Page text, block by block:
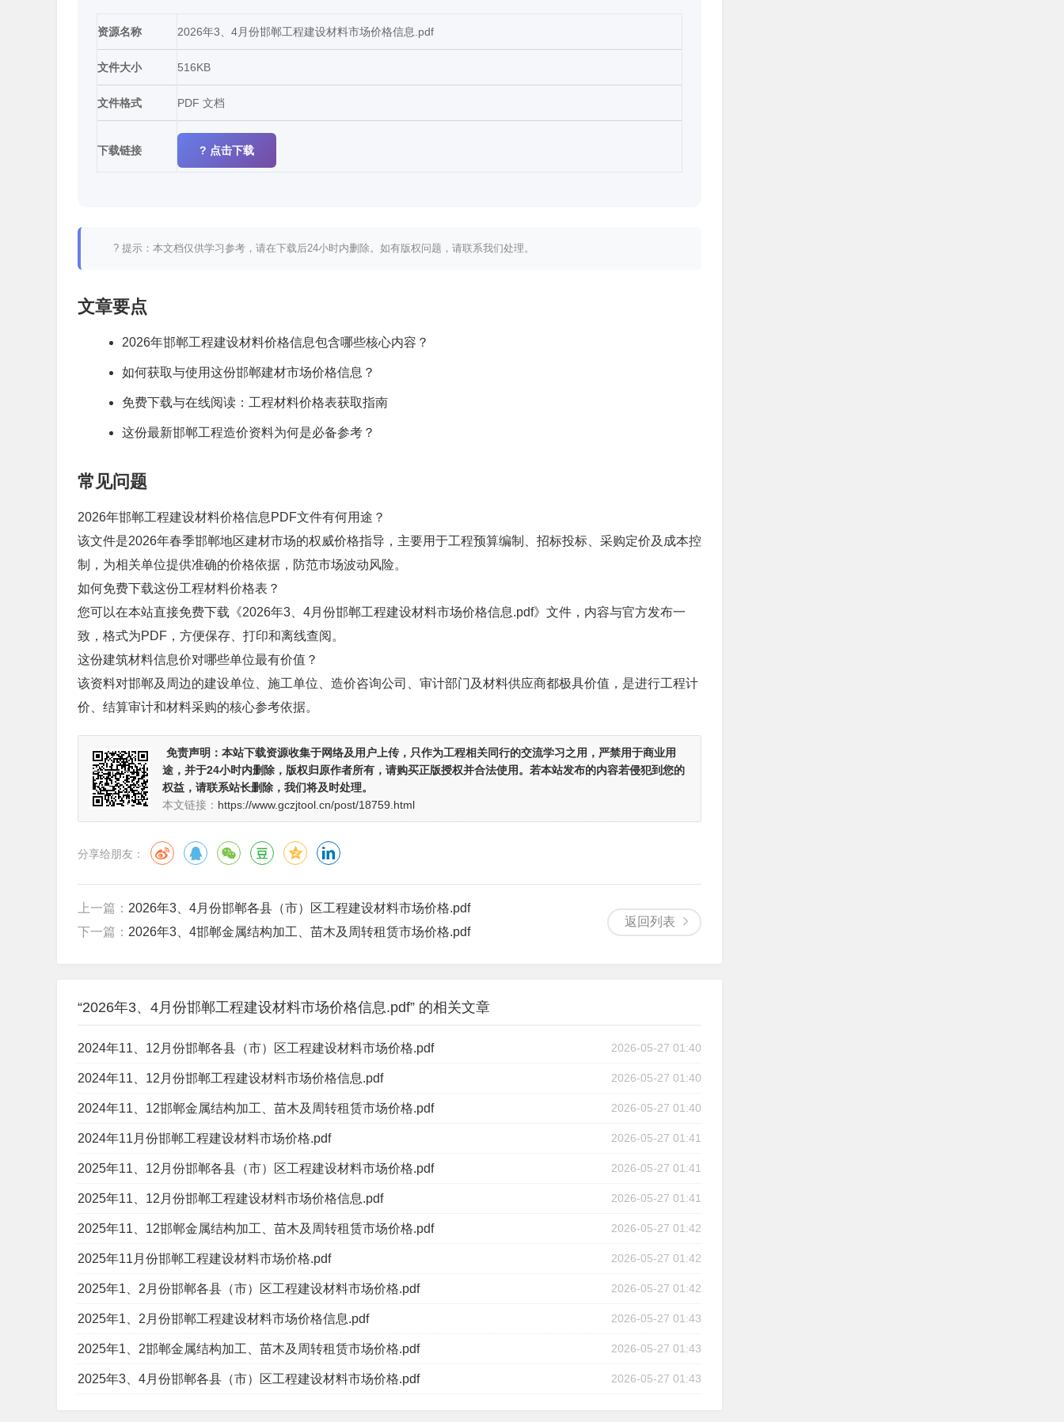
资源名称 2026年3、4月份邯郸工程建设材料市场价格信息.pdf
文件大小 516KB
文件格式 PDF 文档
下载链接 ? 点击下载
? 提示：本文档仅供学习参考，请在下载后24小时内删除。如有版权问题，请联系我们处理。
文章要点
2026年邯郸工程建设材料价格信息包含哪些核心内容？
如何获取与使用这份邯郸建材市场价格信息？
免费下载与在线阅读：工程材料价格表获取指南
这份最新邯郸工程造价资料为何是必备参考？
常见问题
2026年邯郸工程建设材料价格信息PDF文件有何用途？
该文件是2026年春季邯郸地区建材市场的权威价格指导，主要用于工程预算编制、招标投标、采购定价及成本控
制，为相关单位提供准确的价格依据，防范市场波动风险。
如何免费下载这份工程材料价格表？
您可以在本站直接免费下载《2026年3、4月份邯郸工程建设材料市场价格信息.pdf》文件，内容与官方发布一
致，格式为PDF，方便保存、打印和离线查阅。
这份建筑材料信息价对哪些单位最有价值？
该资料对邯郸及周边的建设单位、施工单位、造价咨询公司、审计部门及材料供应商都极具价值，是进行工程计
价、结算审计和材料采购的核心参考依据。
免责声明： 本站下载资源收集于网络及用户上传， 只作为工程相关同行的交流学习之用 ，严禁用于商业用
途，并于24小时内删除，版权归原作者所有，请购买正版授权并合法使用。若本站发布的内容若侵犯到您的
权益，请联系站长删除，我们将及时处理。
本文链接： https://www.gczjtool.cn/post/18759.html
分享给朋友：
返回列表
上一篇： 2026年3、4月份邯郸各县（市）区工程建设材料市场价格.pdf
下一篇： 2026年3、4邯郸金属结构加工、苗木及周转租赁市场价格.pdf
“2026年3、4月份邯郸工程建设材料市场价格信息.pdf” 的相关文章
2024年11、12月份邯郸各县（市）区工程建设材料市场价格.pdf 2026-05-27 01:40
2024年11、12月份邯郸工程建设材料市场价格信息.pdf 2026-05-27 01:40
2024年11、12邯郸金属结构加工、苗木及周转租赁市场价格.pdf 2026-05-27 01:40
2024年11月份邯郸工程建设材料市场价格.pdf 2026-05-27 01:41
2025年11、12月份邯郸各县（市）区工程建设材料市场价格.pdf 2026-05-27 01:41
2025年11、12月份邯郸工程建设材料市场价格信息.pdf 2026-05-27 01:41
2025年11、12邯郸金属结构加工、苗木及周转租赁市场价格.pdf 2026-05-27 01:42
2025年11月份邯郸工程建设材料市场价格.pdf 2026-05-27 01:42
2025年1、2月份邯郸各县（市）区工程建设材料市场价格.pdf 2026-05-27 01:42
2025年1、2月份邯郸工程建设材料市场价格信息.pdf 2026-05-27 01:43
2025年1、2邯郸金属结构加工、苗木及周转租赁市场价格.pdf 2026-05-27 01:43
2025年3、4月份邯郸各县（市）区工程建设材料市场价格.pdf 2026-05-27 01:43